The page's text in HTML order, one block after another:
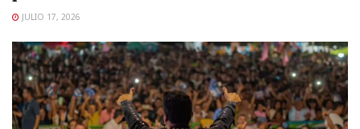
JULIO 17, 2026